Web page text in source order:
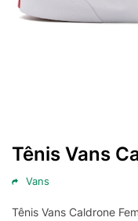
Tênis Vans
Vans
Tênis Vans Caldrone